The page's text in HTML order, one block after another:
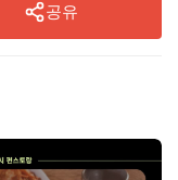
공유